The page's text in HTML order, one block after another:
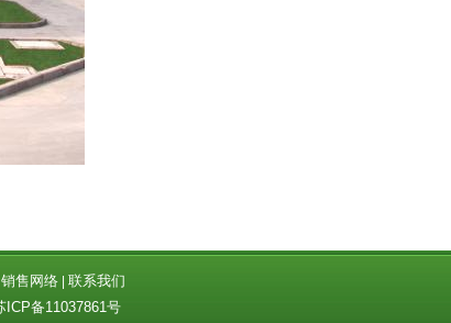
销售网络 联系我们
ICP备11037861号